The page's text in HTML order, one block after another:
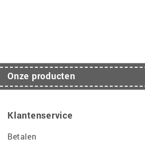
Onze producten
Klantenservice
Betalen